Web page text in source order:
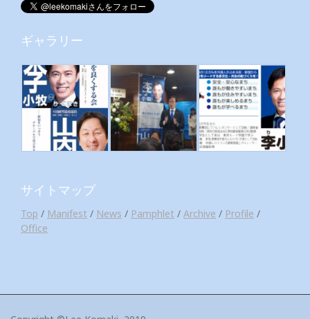
ギャラリー
サイトマップ
Top / Manifest / News / Pamphlet / Archive / Profile /
Office